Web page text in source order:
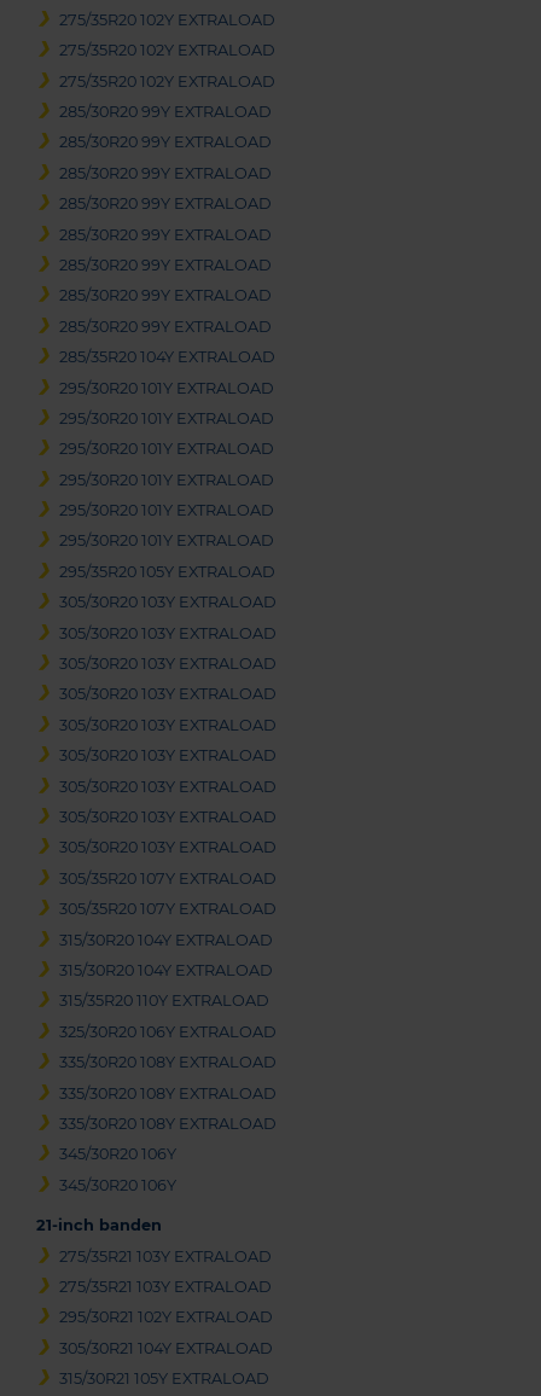
275/35R20 102Y EXTRALOAD
275/35R20 102Y EXTRALOAD
275/35R20 102Y EXTRALOAD
285/30R20 99Y EXTRALOAD
285/30R20 99Y EXTRALOAD
285/30R20 99Y EXTRALOAD
285/30R20 99Y EXTRALOAD
285/30R20 99Y EXTRALOAD
285/30R20 99Y EXTRALOAD
285/30R20 99Y EXTRALOAD
285/30R20 99Y EXTRALOAD
285/35R20 104Y EXTRALOAD
295/30R20 101Y EXTRALOAD
295/30R20 101Y EXTRALOAD
295/30R20 101Y EXTRALOAD
295/30R20 101Y EXTRALOAD
295/30R20 101Y EXTRALOAD
295/30R20 101Y EXTRALOAD
295/35R20 105Y EXTRALOAD
305/30R20 103Y EXTRALOAD
305/30R20 103Y EXTRALOAD
305/30R20 103Y EXTRALOAD
305/30R20 103Y EXTRALOAD
305/30R20 103Y EXTRALOAD
305/30R20 103Y EXTRALOAD
305/30R20 103Y EXTRALOAD
305/30R20 103Y EXTRALOAD
305/30R20 103Y EXTRALOAD
305/35R20 107Y EXTRALOAD
305/35R20 107Y EXTRALOAD
315/30R20 104Y EXTRALOAD
315/30R20 104Y EXTRALOAD
315/35R20 110Y EXTRALOAD
325/30R20 106Y EXTRALOAD
335/30R20 108Y EXTRALOAD
335/30R20 108Y EXTRALOAD
335/30R20 108Y EXTRALOAD
345/30R20 106Y
345/30R20 106Y
21-inch banden
275/35R21 103Y EXTRALOAD
275/35R21 103Y EXTRALOAD
295/30R21 102Y EXTRALOAD
305/30R21 104Y EXTRALOAD
315/30R21 105Y EXTRALOAD